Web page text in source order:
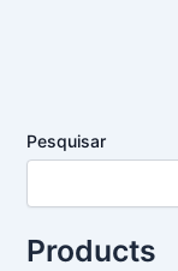
Pesquisar
Products